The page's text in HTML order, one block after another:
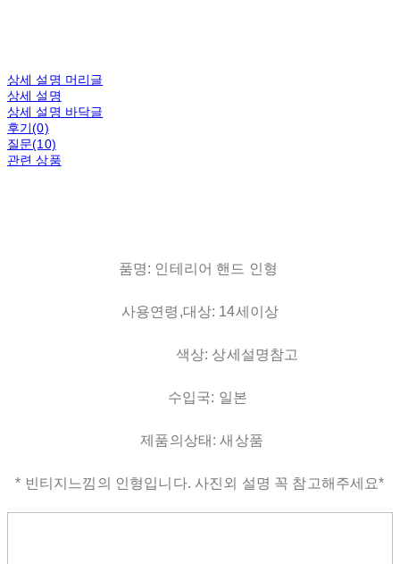
상세 설명 머리글
상세 설명
상세 설명 바닥글
후기(0)
질문(10)
관련 상품
품명: 인테리어 핸드 인형
사용연령,대상: 14세이상
색상: 상세설명참고
수입국: 일본
제품의상태: 새상품
* 빈티지느낌의 인형입니다. 사진외 설명 꼭 참고해주세요*